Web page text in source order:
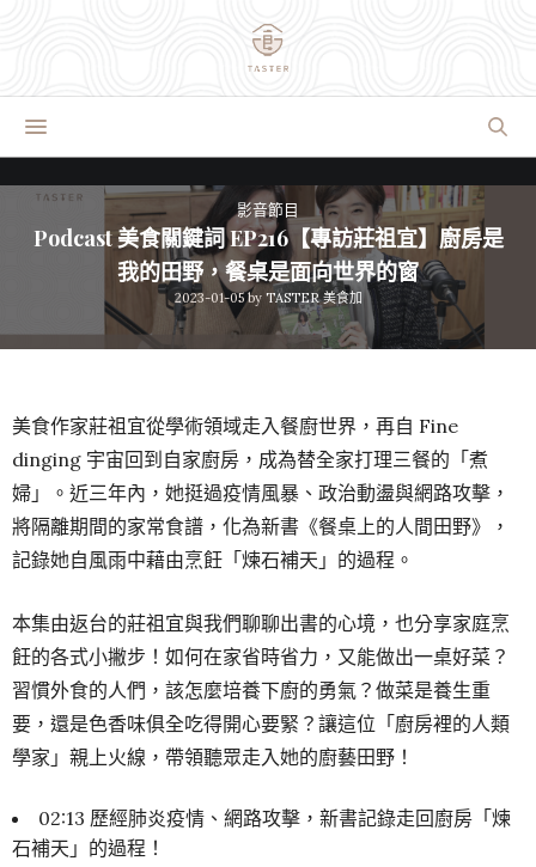
影音節目
Podcast 美食關鍵詞 EP216【專訪莊祖宜】廚房是
我的田野，餐桌是面向世界的窗
2023-01-05 by TASTER 美食加
美食作家莊祖宜從學術領域走入餐廚世界，再自 Fine
dinging 宇宙回到自家廚房，成為替全家打理三餐的「煮
婦」。近三年內，她挺過疫情風暴、政治動盪與網路攻擊，
將隔離期間的家常食譜，化為新書《餐桌上的人間田野》，
記錄她自風雨中藉由烹飪「煉石補天」的過程。
本集由返台的莊祖宜與我們聊聊出書的心境，也分享家庭烹
飪的各式小撇步！如何在家省時省力，又能做出一桌好菜？
習慣外食的人們，該怎麼培養下廚的勇氣？做菜是養生重
要，還是色香味俱全吃得開心要緊？讓這位「廚房裡的人類
學家」親上火線，帶領聽眾走入她的廚藝田野！
02:13 歷經肺炎疫情、網路攻擊，新書記錄走回廚房「煉
石補天」的過程！